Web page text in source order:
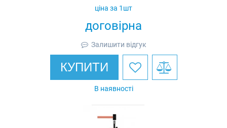
договірна
ціна за 1шт
Залишити відгук
КУПИТИ
В наявності